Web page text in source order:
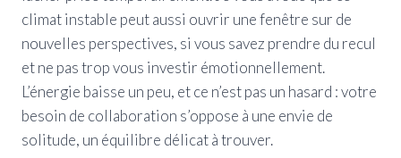
climat instable peut aussi ouvrir une fenêtre sur de
nouvelles perspectives, si vous savez prendre du recul
et ne pas trop vous investir émotionnellement.
L’énergie baisse un peu, et ce n’est pas un hasard : votre
besoin de collaboration s’oppose à une envie de
solitude, un équilibre délicat à trouver.